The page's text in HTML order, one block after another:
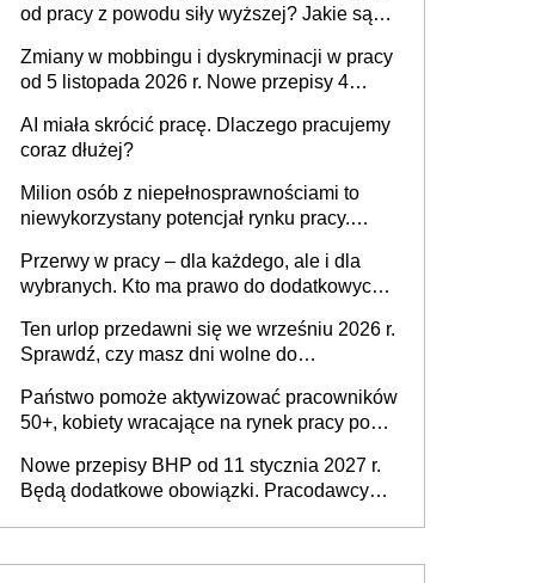
od pracy z powodu siły wyższej? Jakie są
Zmiany w mobbingu i dyskryminacji w pracy
od 5 listopada 2026 r. Nowe przepisy 4
Ustaw
AI miała skrócić pracę. Dlaczego pracujemy
coraz dłużej?
Milion osób z niepełnosprawnościami to
niewykorzystany potencjał rynku pracy.
dofinansowań czy refundacji, ale bariery po
stronie systemu i świadomości
pracodawców [WYWIAD]
Przerwy w pracy – dla każdego, ale i dla
wybranych. Kto ma prawo do dodatkowych
Ten urlop przedawni się we wrześniu 2026 r.
Sprawdź, czy masz dni wolne do
Państwo pomoże aktywizować pracowników
50+, kobiety wracające na rynek pracy po
osoby neuroatypowe. Powstanie Fundusz
na rzecz Inkluzywności w Zatrudnianiu?
Nowe przepisy BHP od 11 stycznia 2027 r.
Będą dodatkowe obowiązki. Pracodawcy